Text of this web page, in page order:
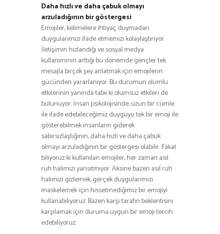
Daha hızlı ve daha çabuk olmayı
arzuladığının bir göstergesi
Emojiler, kelimelere ihtiyaç duymadan
duygularımızı ifade etmemizi kolaylaştırıyor.
İletişimin hızlandığı ve sosyal medya
kullanımının arttığı bu dönemde gençler tek
mesajla birçok şey anlatmak için emojilerin
gücünden yararlanıyor. Bu durumun olumlu
etkilerinin yanında tabii ki olumsuz etkileri de
bulunuyor. İnsan psikolojisinde; uzun bir cümle
ile ifade edebileceğimiz duyguyu tek bir emoji ile
gösterebilmek insanların giderek
sabırsızlaştığının, daha hızlı ve daha çabuk
olmayı arzuladığının bir göstergesi olabilir. Fakat
biliyoruz ki kullanılan emojiler, her zaman asıl
ruh halimizi yansıtmıyor. Aksine bazen asıl ruh
halimizi gizlemek, gerçek duygularımızı
maskelemek için hissetmediğimiz bir emojiyi
kullanabiliyoruz. Bazen karşı tarafın beklentisini
karşılamak için duruma uygun bir emoji tercih
edebiliyoruz.